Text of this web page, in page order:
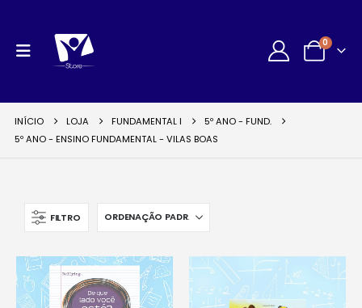
0
INÍCIO LOJA FUNDAMENTAL I
5º ANO - FUND.
5º ANO - ENSINO FUNDAMENTAL - VILAS BOAS
FILTRO